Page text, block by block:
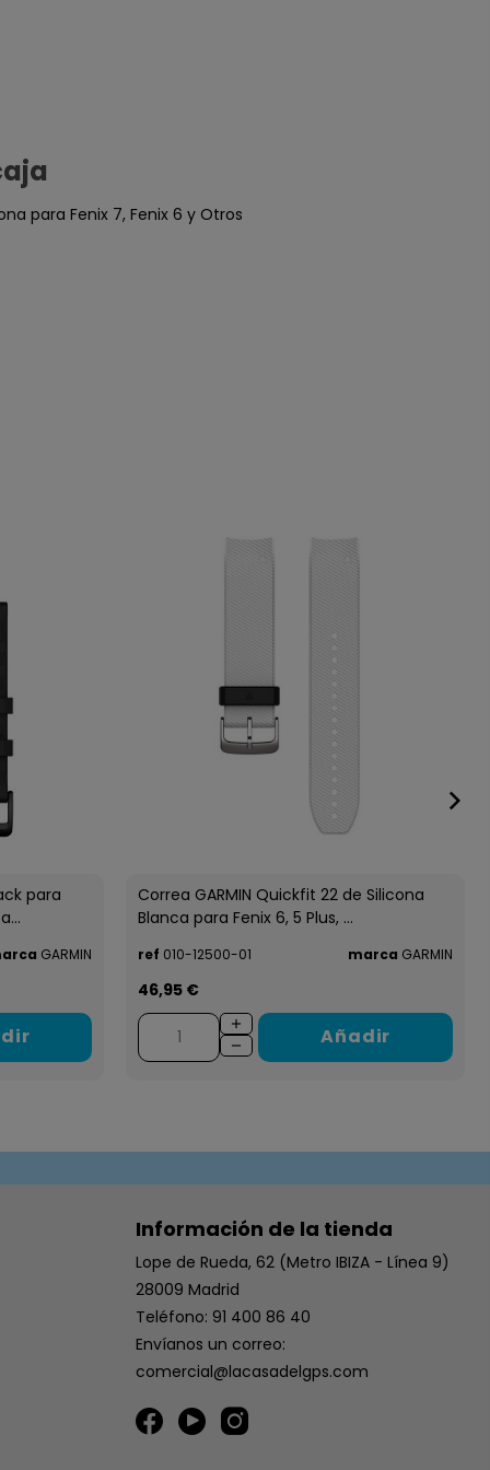
para Fenix 7, Fenix 6 y Otros
para
GARMIN
Correa GARMIN Quickfit 22 de Silicona
Blanca para Fenix 6, 5 Plus, ...
ref 010-12500-01 marca GARMIN
46,95 €
Añadir
Información de la tienda
Lope de Rueda, 62 (Metro IBIZA - Línea 9)
28009 Madrid
Teléfono: 91 400 86 40
Envíanos un correo:
comercial@lacasadelgps.com